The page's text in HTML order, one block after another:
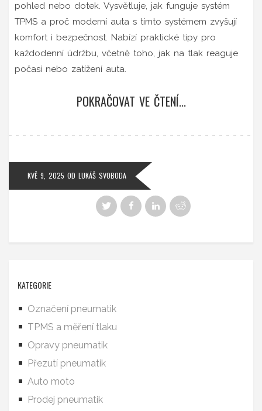
pohled nebo dotek. Vysvětluje, jak funguje systém
TPMS a proč moderní auta s tímto systémem zvyšují
komfort i bezpečnost. Nabízí praktické tipy pro
každodenní údržbu, včetně toho, jak na tlak reaguje
počasí nebo zatížení auta.
POKRAČOVAT VE ČTENÍ...
KVĚ 9, 2025 OD LUKÁŠ SVOBODA
KATEGORIE
Označení pneumatik
TPMS a měření tlaku
Opravy pneumatik
Přezutí pneumatik
Auto moto
Prodej pneumatik